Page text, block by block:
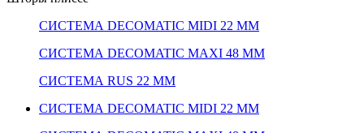
СИСТЕМА DECOMATIC MIDI 22 ММ
СИСТЕМА DECOMATIC MAXI 48 ММ
СИСТЕМА RUS 22 ММ
СИСТЕМА DECOMATIC MIDI 22 ММ